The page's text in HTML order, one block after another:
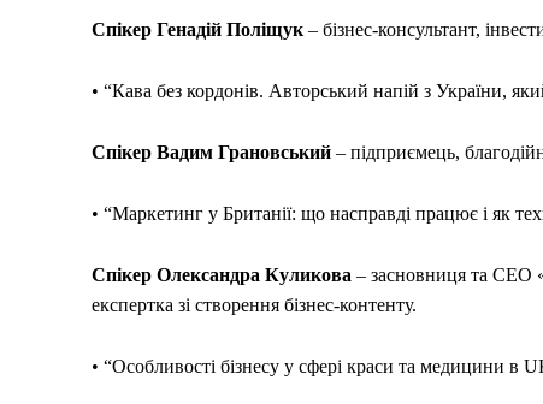
Спікер Генадій Поліщук – бізнес-консультант,
• “Кава без кордонів. Авторський напій з України,
Спікер Вадим Грановський – підприємець,
• “Маркетинг у Британії: що насправді працює і як
Спікер Олександра Куликова – засновниця та СЕО
експертка зі створення бізнес-контенту.
• “Особливості бізнесу у сфері краси та медицини в